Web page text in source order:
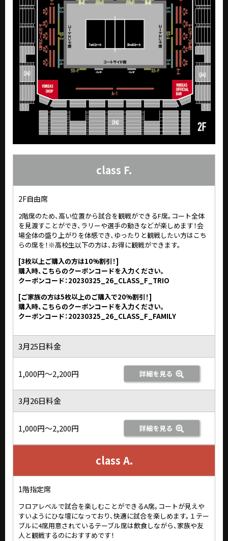
class F.
2F自由席
2階席のため、高い位置から試合を観戦ができるF席。コート全体
を見渡すことができ、ラリーや選手の動きなどが楽しめます！会
場全体の盛り上がりを体感でき、ゆったりと観戦したい方はこち
らの席を！※高校生以下の方は、お得に観戦ができます。
[3枚以上ご購入の方は10%割引！]
購入時、こちらのクーポンコードを入力ください。
クーポンコード：20230325_26_CLASS_F_TRIO
[ご家族の方は5枚以上のご購入で20%割引！]
購入時、こちらのクーポンコードを入力ください。
クーポンコード：20230325_26_CLASS_F_FAMILY
3月25日料金
1,000円～2,200円 詳細を見る
3月26日料金
1,000円～2,200円 詳細を見る
class A.
1階指定席
フロアレベルで試合を楽しむことができるA席。コートが見えや
すいようにひな壇になっており、快適に試合を楽しめます。１テー
ブルに4席用意されているテーブル席は飲食しながら、家族や友
人と観戦するのにおすすめです！